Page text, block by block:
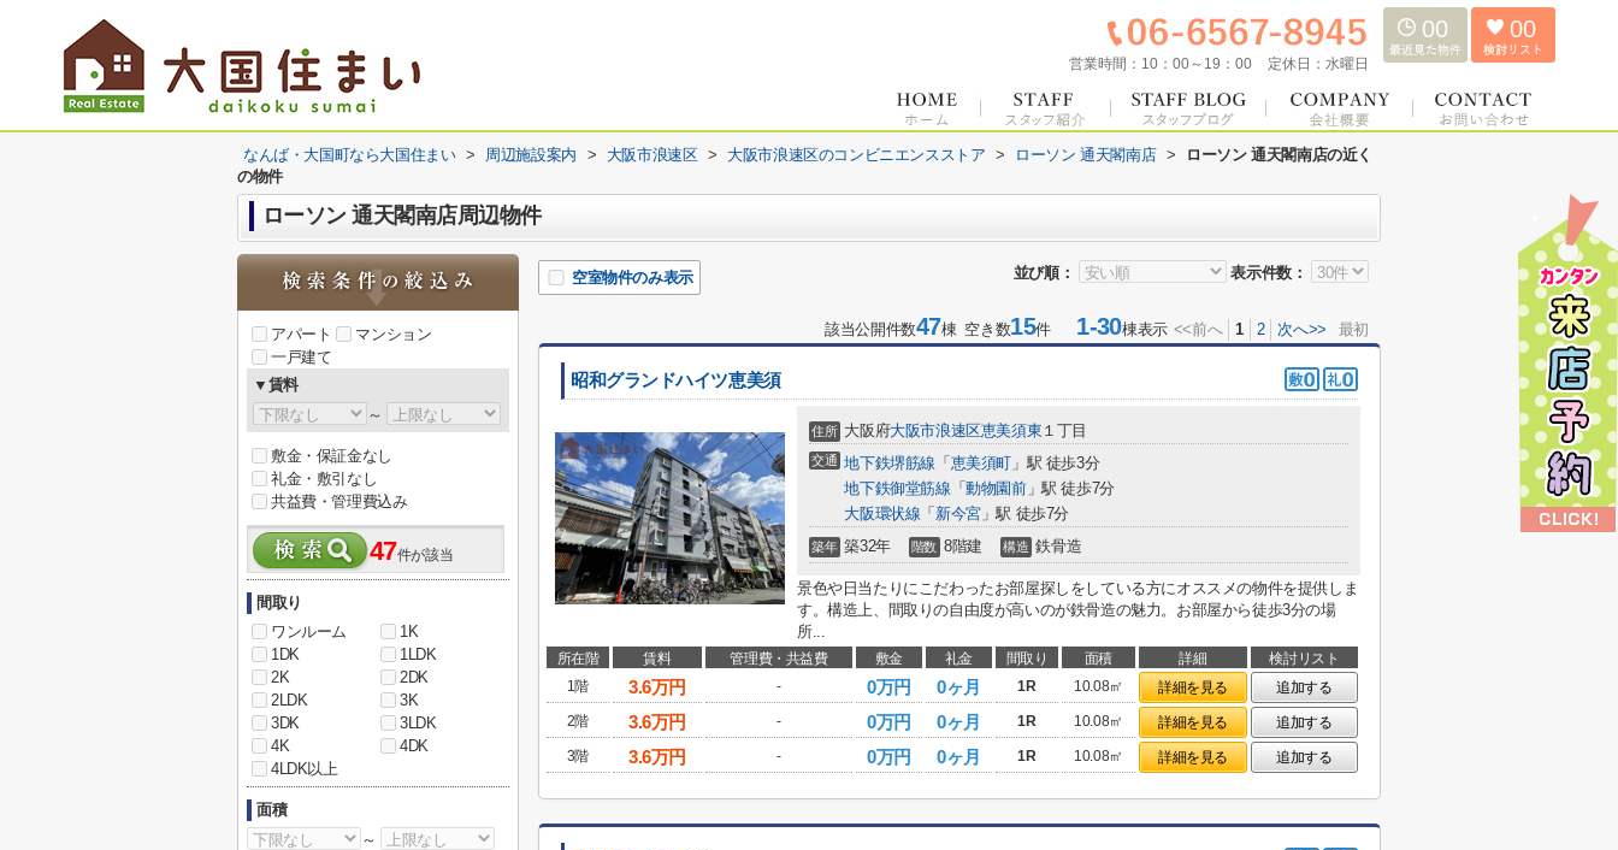
営業時間： 10：00～19：00 定休日： 水曜日
00 00
なんば・大国町なら大国住まい > 周辺施設案内 > 大阪市浪速区 > 大阪市浪速区のコンビニエンスストア > ローソン 通天閣南店 >
ローソン 通天閣南店の近く
の物件
ローソン 通天閣南店周辺物件
並び順： 表示件数：
空室物件のみ表示
該当公開件数47棟 空き数15件1-30棟表示 <<前へ 1 2 次へ>> 最初
昭和グランドハイツ恵美須
住所 大阪府大阪市浪速区恵美須東 １丁目
交通 地下鉄堺筋線 「 恵美須町 」駅 徒歩3分
地下鉄御堂筋線 「動物園前」駅 徒歩7分
大阪環状線 「 新今宮」駅 徒歩7分
築年 築32年 階数 8階建 構造 鉄骨造
景色や日当たりにこだわったお部屋探しをしている方にオススメの物件を提供しま
す。構造上、間取りの自由度が高いのが鉄骨造の魅力。お部屋から徒歩3分の場
所...
所在階 賃料 管理費・共益費 敷金 礼金 間取り 面積 詳細
検討リスト
1階
3.6万円 - 0万円 0ヶ月 1R 10.08㎡ 詳細を見る
追加する
2階
3.6万円 - 0万円 0ヶ月 1R 10.08㎡ 詳細を見る
追加する
3階
3.6万円 - 0万円 0ヶ月 1R 10.08㎡ 詳細を見る 追加する
アパート
マンション
一戸建て
▼賃料
～
敷金・保証金なし
礼金・敷引なし
共益費・管理費込み
47件が該当
間取り
ワンルーム
1K
1DK
1LDK
2K
2DK
2LDK
3K
3DK
3LDK
4K
4DK
4LDK以上
面積
～